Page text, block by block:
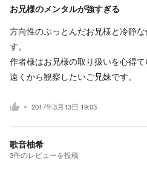
お兄様のメンタルが強すぎる
方向性のぶっとんだお兄様と冷静
す。
作者様はお兄様の取り扱いを心得て
遠くから観察したいご兄妹です。
2017年3月13日 19:03
歌音柚希
3件のレビューを投稿